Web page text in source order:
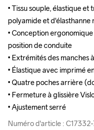
• Tissu souple, élastique
polyamide et d'élasthanne
• Conception
position de conduite
• Extrémités des manches
• Élastique avec imprimé
• Quatre poches arrière
• Fermeture à glissière
• Ajustement serré
Numéro d'article :
• Tissu souple, élastique
polyamide et d'élasthanne
• Conception
position de conduite
• Extrémités des manches
• Élastique avec imprimé
• Quatre poches arrière
• Fermeture à glissière
• Ajustement serré
Numéro d'article :